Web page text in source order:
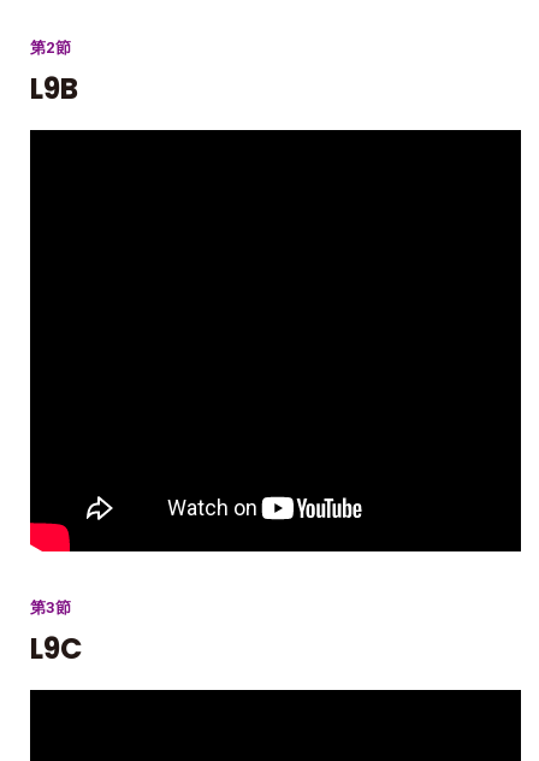
第2節
L9B
第3節
L9C